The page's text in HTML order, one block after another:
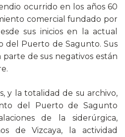
ocurrido en los años 60
comercial fundado por
sus inicios en la actual
del Puerto de Sagunto. Sus
parte de sus negativos están
y la totalidad de su archivo,
del Puerto de Sagunto
de la siderúrgica,
de Vizcaya, la actividad